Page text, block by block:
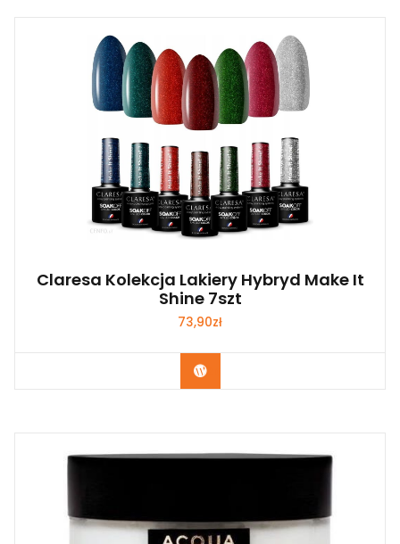
Claresa Kolekcja Lakiery Hybryd Make It
Shine 7szt
73,90zł
Zobacz